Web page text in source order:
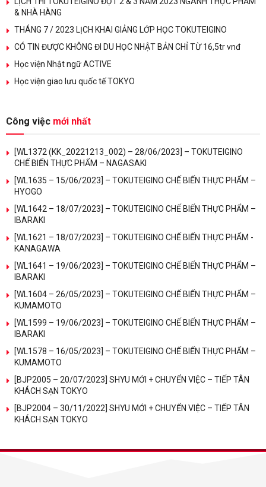
& NHÀ HÀNG
THÁNG 7 / 2023 LỊCH KHAI GIẢNG LỚP HỌC TOKUTEIGINO
CÓ TIN ĐƯỢC KHÔNG ĐI DU HỌC NHẬT BẢN CHỈ TỪ 16,5tr vnđ
Học viện Nhật ngữ ACTIVE
Học viện giao lưu quốc tế TOKYO
Công việc mới nhất
[WL1372 (KK_20221213_002) – 28/06/2023] – TOKUTEIGINO
CHẾ BIẾN THỰC PHẨM – NAGASAKI
[WL1635 – 15/06/2023] – TOKUTEIGINO CHẾ BIẾN THỰC PHẨM –
HYOGO
[WL1642 – 18/07/2023] – TOKUTEIGINO CHẾ BIẾN THỰC PHẨM –
IBARAKI
[WL1621 – 18/07/2023] – TOKUTEIGINO CHẾ BIẾN THỰC PHẨM -
KANAGAWA
[WL1641 – 19/06/2023] – TOKUTEIGINO CHẾ BIẾN THỰC PHẨM –
IBARAKI
[WL1604 – 26/05/2023] – TOKUTEIGINO CHẾ BIẾN THỰC PHẨM –
KUMAMOTO
[WL1599 – 19/06/2023] – TOKUTEIGINO CHẾ BIẾN THỰC PHẨM –
IBARAKI
[WL1578 – 16/05/2023] – TOKUTEIGINO CHẾ BIẾN THỰC PHẨM –
KUMAMOTO
[BJP2005 – 20/07/2023] SHYU MỚI + CHUYỂN VIỆC – TIẾP TÂN
KHÁCH SẠN TOKYO
[BJP2004 – 30/11/2022] SHYU MỚI + CHUYỂN VIỆC – TIẾP TÂN
KHÁCH SẠN TOKYO